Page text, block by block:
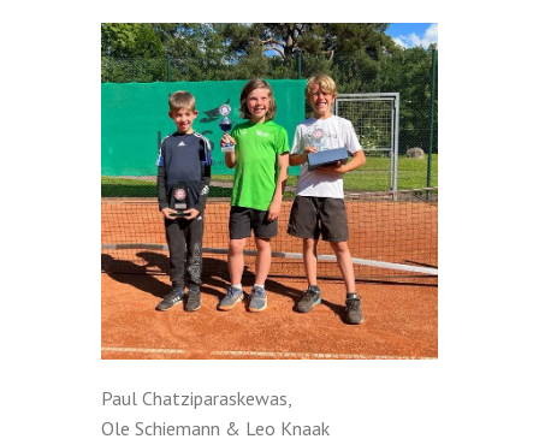
Paul Chatziparaskewas,
Ole Schiemann & Leo Knaak